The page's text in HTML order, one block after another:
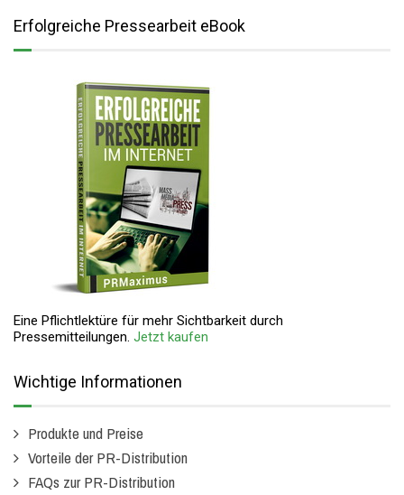
Erfolgreiche Pressearbeit eBook
Eine Pflichtlektüre für mehr Sichtbarkeit durch
Pressemitteilungen. Jetzt kaufen
Wichtige Informationen
Produkte und Preise
Vorteile der PR-Distribution
FAQs zur PR-Distribution